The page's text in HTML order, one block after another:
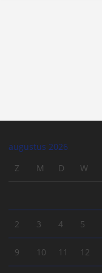
augustus 2026
Z
M D W
2 3 4 5
9 10 11 12